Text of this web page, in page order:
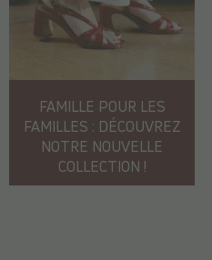
FAMILLE POUR LES
FAMILLES : DÉCOUVREZ
NOTRE NOUVELLE
COLLECTION !